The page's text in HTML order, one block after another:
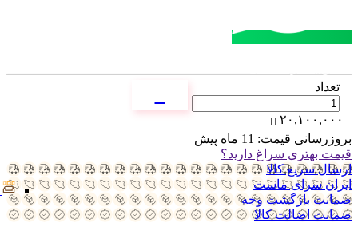
تعداد
۲۰,۱۰۰,۰۰۰
بروزرسانی قیمت: 11 ماه پیش
قیمت بهتری سراغ دارید؟
ارسال سریع کالا
ایران سرای ماست
ضمانت بازگشت وجه
ضمانت اضالت کالا